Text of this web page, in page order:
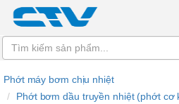
Phớt máy bơm chịu nhiệt
Phớt bơm dầu truyền nhiệt (phớt cơ